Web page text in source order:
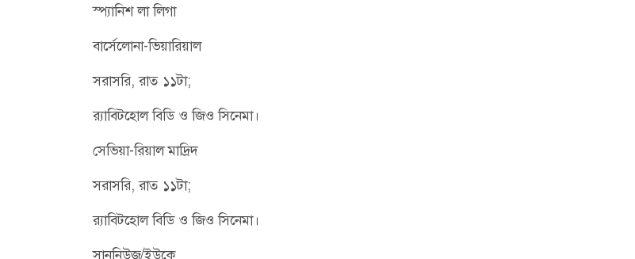
স্প্যানিশ লা লিগা
বার্সেলোনা-ভিয়ারিয়াল
সরাসরি, রাত ১১টা;
র‌্যাবিটহোল বিডি ও জিও সিনেমা।
সেভিয়া-রিয়াল মাদ্রিদ
সরাসরি, রাত ১১টা;
র‌্যাবিটহোল বিডি ও জিও সিনেমা।
সাননিউজ/ইউকে